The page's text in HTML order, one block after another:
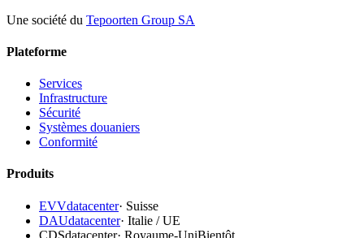
Une société du Tepoorten Group SA
Plateforme
Services
Infrastructure
Sécurité
Systèmes douaniers
Conformité
Produits
EVVdatacenter· Suisse
DAUdatacenter· Italie / UE
CDSdatacenter· Royaume-UniBientôt